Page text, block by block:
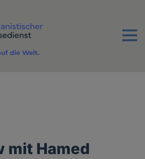
Menu
die Welt.
mit Hamed